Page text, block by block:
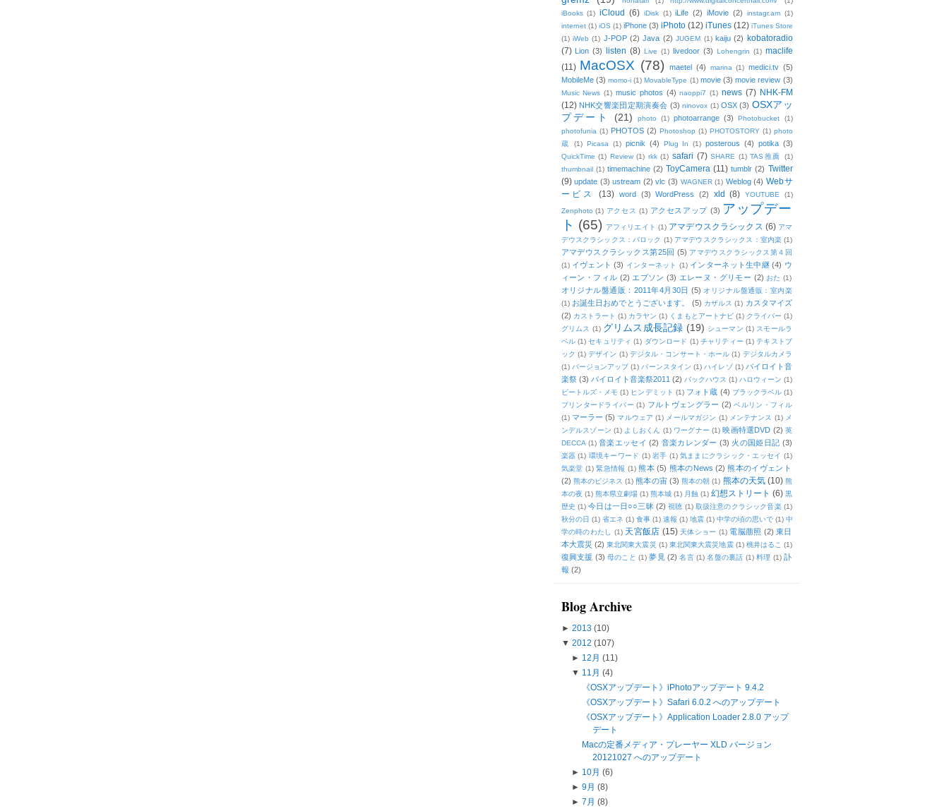
iBooks (1) iCloud (6) iDisk (1) iLife (2) iMovie (2) instagr.am (1)
internet (1) iOS (1) iPhone (3) iPhoto (12) iTunes (12) iTunes Store
(1) iWeb (1) J-POP (2) Java (2) JUGEM (1) kaiju (2)
kobatoradio
(7) Lion (3) listen (8) Live (1) livedoor (3) Lohengrin (1) maclife
(11) MacOSX (78) maetel (4) marina (1) medici.tv (5)
MobileMe (3) momo-i (1) MovableType (1) movie (3) movie review (3)
Music News (1) music photos (4) naoppi7 (1) news (7) NHK-FM
(12) NHK交響楽団定期演奏会 (3) ninovox (1) OSX (3) OSXアッ
プデート
(21) photo (1) photoarrange (3) Photobucket
(1)
photofunia (1) PHOTOS (2) Photoshop (1) PHOTOSTORY (1) photo
蔵
(1) Picasa (1) picnik (4) Plug In (1) posterous (4) potika (3)
QuickTime (1) Review (1) rkk (1) safari (7) SHARE (1) TAS推薦
(1)
thumbnail (1) timemachine (2) ToyCamera (11) tumblr (2) Twitter
(9) update (3) ustream (2) vlc (3) WAGNER (1) Weblog (4) Webサ
ービス
(13) word (3) WordPress (2) xld (8) YOUTUBE (1)
Zenphoto (1) アクセス (1) アクセスアップ (3) アップデー
ト (65) アフィリエイト (1) アマデウスクラシックス (6) アマ
デウスクラシックス：バロック (1) アマデウスクラシックス：室内楽 (1)
アマデウスクラシックス第25回 (5) アマデウスクラシックス第４回
(1) イヴェント (3) インターネット (1) インターネット生中継 (4) ウ
ィーン・フィル (2) エプソン (3) エレーヌ・グリモー (2) おた (1)
オリジナル盤通販：2011年4月30日 (5) オリジナル盤通販：室内楽
(1) お誕生日おめでとうございます。 (5) カザルス (1) カスタマイズ
(2) カストラート (1) カラヤン (1) くまもとアートナビ (1) クライバー (1)
グリムス (1) グリムス成長記録 (19) シューマン (1) スモールラ
ベル (1) セキュリティ (1) ダウンロード (1) チャリティー (1) テキストブ
ック (1) デザイン (1) デジタル・コンサート・ホール (1) デジタルカメラ
(1) バージョンアップ (1) バーンスタイン (1) ハイレゾ (1) バイロイト音
楽祭 (3) バイロイト音楽祭2011 (2) バックハウス (1) ハロウィーン (1)
ビートルズ・メモ (1) ヒンデミット (1) フォト蔵 (4) ブラックラベル (1)
プリンタードライバー (1) フルトヴェングラー (2) ベルリン・フィル
(1) マーラー (5) マルウェア (1) メールマガジン (1) メンテナンス (1) メ
ンデルスゾーン (1) よしおくん (1) ワーグナー (1) 映画特選DVD (2) 英
DECCA (1) 音楽エッセイ (2) 音楽カレンダー (3) 火の国姫日記 (3)
楽器 (1) 環境キーワード (1) 岩手 (1) 気ままにクラシック・エッセイ (1)
気楽堂 (1) 緊急情報 (1) 熊本 (5) 熊本のNews (2) 熊本のイヴェント
(2) 熊本のビジネス (1) 熊本の宙 (3) 熊本の朝 (1) 熊本の天気 (10) 熊
本の夜 (1) 熊本県立劇場 (1) 熊本城 (1) 月蝕 (1) 幻想ストリート (6) 黒
歴史 (1) 今日は一日○○三昧 (2) 視聴 (1) 取扱注意のクラシック音楽 (1)
秋分の日 (1) 省エネ (1) 食事 (1) 速報 (1) 地震 (1) 中学の頃の思いで (1) 中
学の時のわたし
(1) 天宮飯店 (15) 天体ショー (1) 電脳萠照 (2) 東日
本大震災 (2) 東北関東大震災 (1) 東北関東大震災地震 (1) 桃井はるこ (1)
復興支援 (3) 母のこと (1) 夢見 (2) 名言 (1) 名盤の裏話 (1) 料理 (1) 訃
報 (2)
Blog Archive
► 2013 (10)
▼ 2012 (107)
► 12月 (11)
▼ 11月 (4)
《OSXアップデート》iPhotoアップデート 9.4.2
《OSXアップデート》Safari 6.0.2 へのアップデート
《OSXアップデート》Application Loader 2.8.0 アップ
デート
Macの定番メディア・プレーヤー XLD バージョン
20121027 へのアップデート
► 10月 (6)
► 9月 (8)
► 7月 (8)